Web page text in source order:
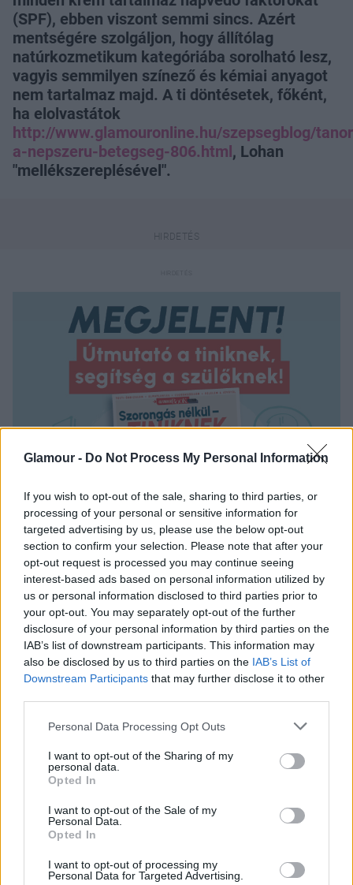
Glamour - Do Not Process My Personal Information
If you wish to opt-out of the sale, sharing to third parties, or
processing of your personal or sensitive information for
targeted advertising by us, please use the below opt-out
section to confirm your selection. Please note that after your
opt-out request is processed you may continue seeing
interest-based ads based on personal information utilized by
us or personal information disclosed to third parties prior to
your opt-out. You may separately opt-out of the further
disclosure of your personal information by third parties on the
IAB’s list of downstream participants. This information may
also be disclosed by us to third parties on the IAB’s List of
Downstream Participants that may further disclose it to other
Please note that this website/app uses one or more Google
not limited to your visit or usage behaviour. You may click to
grant or deny consent to Google and its third-party tags to
use your data for below specified purposes in below Google
consent section.
Personal Data Processing Opt Outs
I want to opt-out of the Sharing of my
personal data.
Opted In
I want to opt-out of the Sale of my
Personal Data.
Opted In
I want to opt-out of processing my
Personal Data for Targeted Advertising.
(SPF), ebben viszont semmi sincs. Azért
mentségére szolgáljon, hogy állítólag
natúrkozmetikum kategóriába sorolható lesz,
vagyis semmilyen színező és kémiai anyagot
nem tartalmaz majd. A ti döntésetek, főként,
ha elolvastátok
http://www.glamouronline.hu/szepsegblog/
a-nepszeru-betegseg-806.html, Lohan
"mellékszereplésével".
Küldés
Messengeren
Itt állíthatod be
keresőben könnyebben megtaláld a